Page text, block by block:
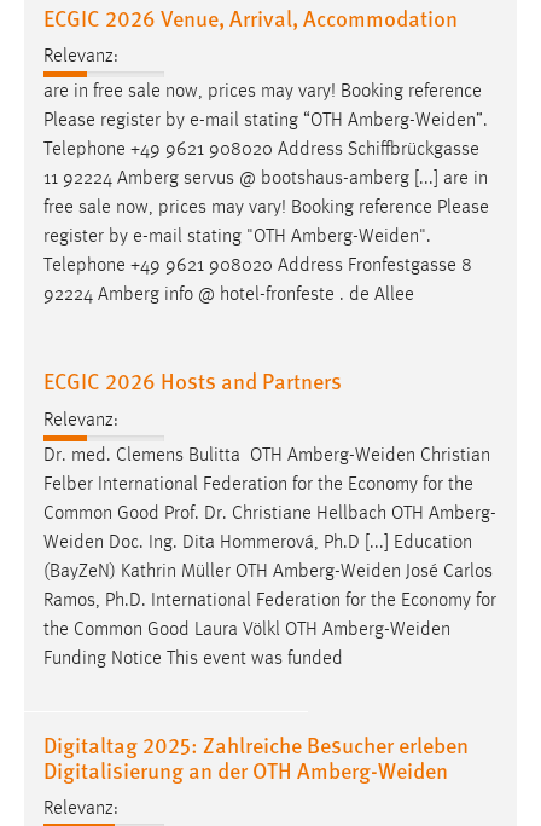
ECGIC 2026 Venue, Arrival, Accommodation
Relevanz:
are in free sale now, prices may vary! Booking reference
Please register by e-mail stating “OTH Amberg-Weiden”.
Telephone +49 9621 908020 Address Schiffbrückgasse
11 92224 Amberg servus @ bootshaus-amberg [...] are in
free sale now, prices may vary! Booking reference Please
register by e-mail stating "OTH Amberg-Weiden".
Telephone +49 9621 908020 Address Fronfestgasse 8
92224 Amberg info @ hotel-fronfeste . de Allee
ECGIC 2026 Hosts and Partners
Relevanz:
Dr. med. Clemens Bulitta ​ OTH Amberg-Weiden Christian
Felber​ International Federation for the Economy for the
Common Good Prof. Dr. Christiane Hellbach OTH Amberg-
Weiden Doc. Ing. Dita Hommerová, Ph.D [...] Education
(BayZeN) Kathrin Müller OTH Amberg-Weiden José Carlos
Ramos, Ph.D. International Federation for the Economy for
the Common Good Laura Völkl OTH Amberg-Weiden
Funding Notice This event was funded
Digitaltag 2025: Zahlreiche Besucher erleben
Digitalisierung an der OTH Amberg-Weiden
Relevanz:
Name:
Zweck:
Das Cookie speichert die gewählte Sprache der Website.
Cookie Laufzeit:
30 Tage
Chat
Name:
Wird benötigt um die Chatfunktion nutzen zu können.
Cookie Laufzeit:
Jahre, MIBEW_UserID = 1 Jahr
Login
Name:
Zweck:
Dieser Cookie ist notwendig um sich an der Website